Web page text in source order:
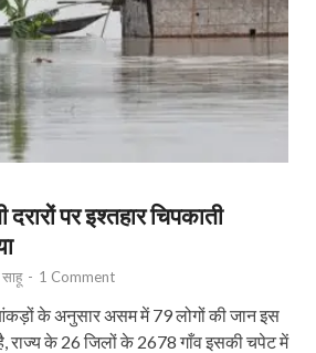
दरारों पर इश्‍तहार चिपकाती
- 1 Comment
के अनुसार असम में 79 लोगों की जान इस
राज्य के 26 जिलों के 2678 गाँव इसकी चपेट में